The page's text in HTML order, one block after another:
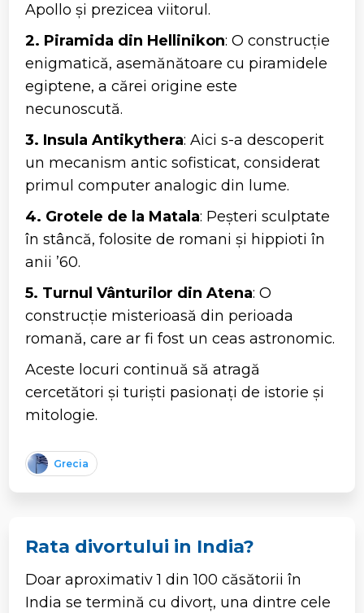
Apollo și prezicea viitorul.
2. Piramida din Hellinikon: O construcție
enigmatică, asemănătoare cu piramidele
egiptene, a cărei origine este
necunoscută.
3. Insula Antikythera: Aici s-a descoperit
un mecanism antic sofisticat, considerat
primul computer analogic din lume.
4. Grotele de la Matala: Peșteri sculptate
în stâncă, folosite de romani și hippioti în
anii ’60.
5. Turnul Vânturilor din Atena: O
construcție misterioasă din perioada
romană, care ar fi fost un ceas astronomic.
Aceste locuri continuă să atragă
cercetători și turiști pasionați de istorie și
mitologie.
Grecia
Rata divortului in India?
Doar aproximativ 1 din 100 căsătorii în
India se termină cu divorț, una dintre cele